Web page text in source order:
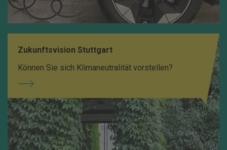
Zukunftsvision Stuttgart
Können Sie sich Klimaneutralität vorstellen?